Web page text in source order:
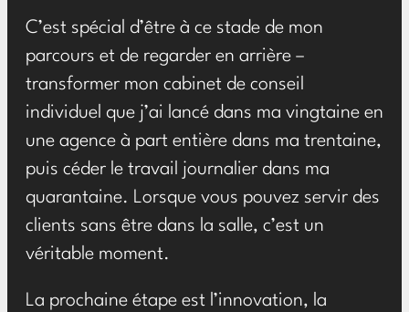
C’est spécial d’être à ce stade de mon
parcours et de regarder en arrière –
transformer mon cabinet de conseil
individuel que j’ai lancé dans ma vingtaine en
une agence à part entière dans ma trentaine,
puis céder le travail journalier dans ma
quarantaine. Lorsque vous pouvez servir des
clients sans être dans la salle, c’est un
véritable moment.
La prochaine étape est l’innovation, la